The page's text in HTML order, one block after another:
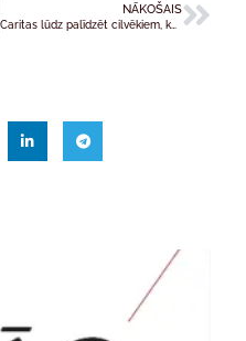
NĀKOŠAIS
Caritas lūdz palīdzēt cilvēkiem, kuri devušies bēgļu gaitās no Kongo Demokrātiskās Republikas